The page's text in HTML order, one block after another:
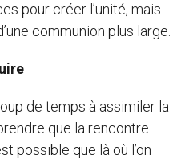
pour créer l’unité, mais
communion plus large.
de temps à assimiler la
que la rencontre
possible que là où l’on